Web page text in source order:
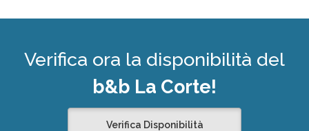
Verifica ora la disponibilità del
b&b La Corte!
Verifica Disponibilità